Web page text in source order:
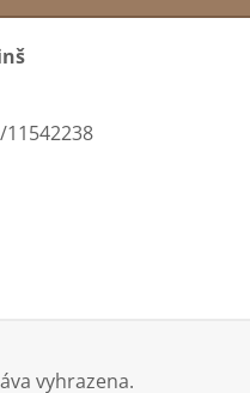
vyhrazena.